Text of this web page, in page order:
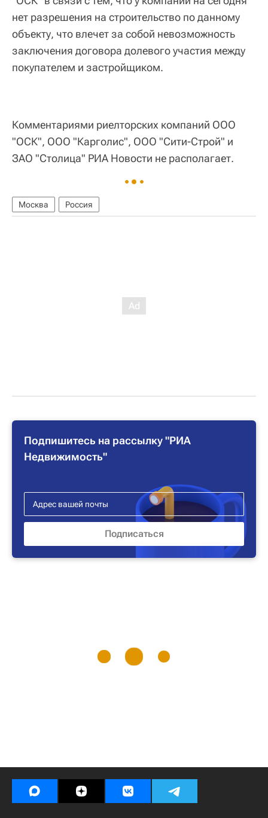
нет разрешения на строительство по данному
объекту, что влечет за собой невозможность
заключения договора долевого участия между
покупателем и застройщиком.
Комментариями риелторских компаний ООО
"ОСК", ООО "Карголис", ООО "Сити-Строй" и
ЗАО "Столица" РИА Новости не располагает.
Москва Россия
Подпишитесь на рассылку "РИА
Недвижимость"